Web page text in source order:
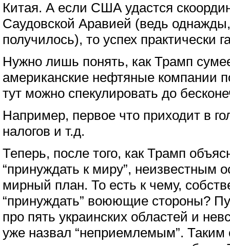
Китая. А если США удастся
Саудовской Аравией (ведь однажды,
получилось), то успех практически
Нужно лишь понять, как Трамп
американские нефтяные компании
тут можно спекулировать до
Например, первое что приходит в
налогов и т.д.
Теперь, после того, как Трамп
“принуждать к миру”, неизвестным
мирный план. То есть к чему,
“принуждать” воюющие стороны?
про пять украинских областей и
уже назвал “неприемлемым”. Таким